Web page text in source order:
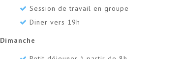
Session de travail en groupe
Diner vers 19h
Dimanche